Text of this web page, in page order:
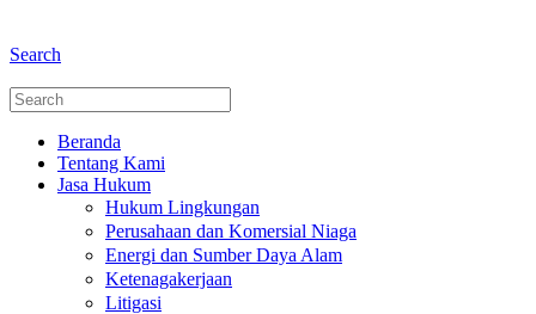
Search
Beranda
Tentang Kami
Jasa Hukum
Hukum Lingkungan
Perusahaan dan Komersial Niaga
Energi dan Sumber Daya Alam
Ketenagakerjaan
Litigasi